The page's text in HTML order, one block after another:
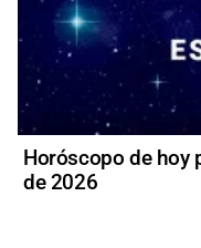
Horóscopo de hoy
de 2026